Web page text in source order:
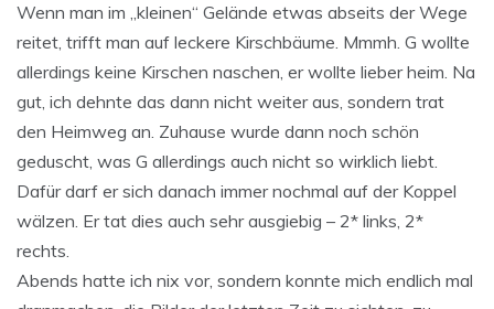
Wenn man im „kleinen“ Gelände etwas abseits der Wege
reitet, trifft man auf leckere Kirschbäume. Mmmh. G wollte
allerdings keine Kirschen naschen, er wollte lieber heim. Na
gut, ich dehnte das dann nicht weiter aus, sondern trat
den Heimweg an. Zuhause wurde dann noch schön
geduscht, was G allerdings auch nicht so wirklich liebt.
Dafür darf er sich danach immer nochmal auf der Koppel
wälzen. Er tat dies auch sehr ausgiebig – 2* links, 2*
rechts.
Abends hatte ich nix vor, sondern konnte mich endlich mal